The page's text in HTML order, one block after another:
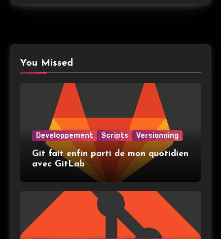
You Missed
Developpement Scripts Versionning
Git fait enfin parti de mon quotidien
avec GitLab